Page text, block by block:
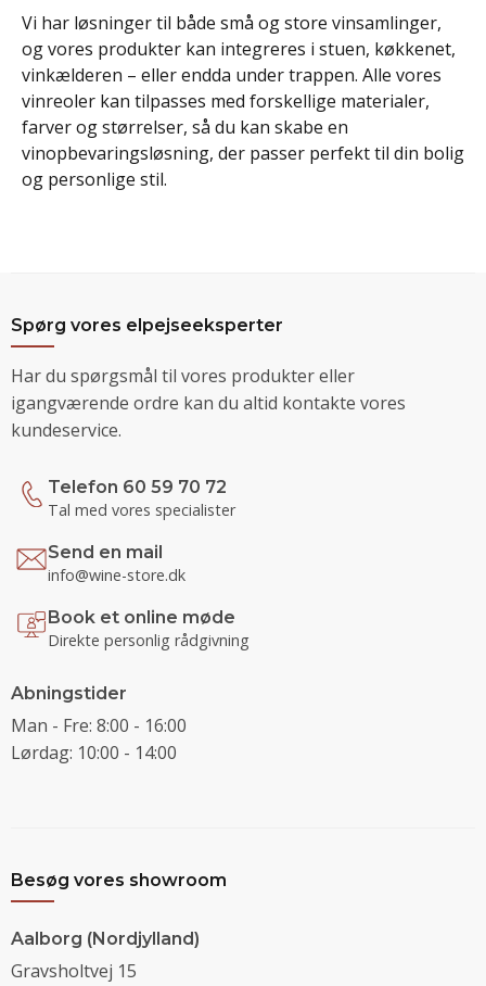
Vi har løsninger til både små og store vinsamlinger,
og vores produkter kan integreres i stuen, køkkenet,
vinkælderen – eller endda under trappen. Alle vores
vinreoler kan tilpasses med forskellige materialer,
farver og størrelser, så du kan skabe en
vinopbevaringsløsning, der passer perfekt til din bolig
og personlige stil.
Spørg vores elpejseeksperter
Har du spørgsmål til vores produkter eller
igangværende ordre kan du altid kontakte vores
kundeservice.
Telefon 60 59 70 72
Tal med vores specialister
Send en mail
info@wine-store.dk
Book et online møde
Direkte personlig rådgivning
Abningstider
Man - Fre: 8:00 - 16:00
Lørdag: 10:00 - 14:00
Besøg vores showroom
Aalborg (Nordjylland)
Gravsholtvej 15